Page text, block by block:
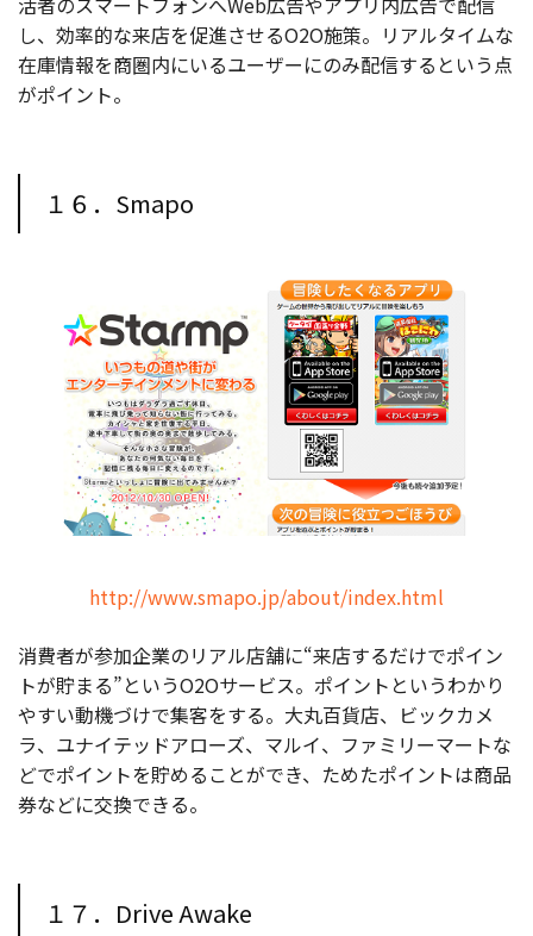
し、効率的な来店を促進させるO2O施策。リアルタイムな
在庫情報を商圏内にいるユーザーにのみ配信するという点
がポイント。
１６．Smapo
http://www.smapo.jp/about/index.html
消費者が参加企業のリアル店舗に“来店するだけでポイン
トが貯まる”というO2Oサービス。ポイントというわかり
やすい動機づけで集客をする。大丸百貨店、ビックカメ
ラ、ユナイテッドアローズ、マルイ、ファミリーマートな
どでポイントを貯めることができ、ためたポイントは商品
券などに交換できる。
１７．Drive Awake